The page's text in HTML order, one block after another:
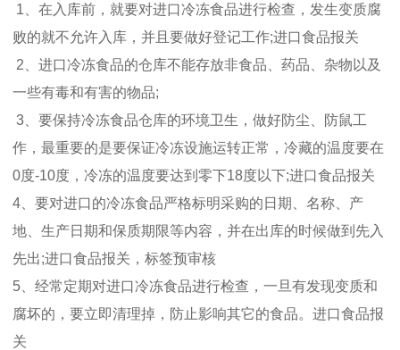
1、在入库前，就要对进口冷冻食品进行检查，发生变质腐
败的就不允许入库，并且要做好登记工作;进口食品报关
2、进口冷冻食品的仓库不能存放非食品、药品、杂物以及
一些有毒和有害的物品;
3、要保持冷冻食品仓库的环境卫生，做好防尘、防鼠工
作，最重要的是要保证冷冻设施运转正常，冷藏的温度要在
0度-10度，冷冻的温度要达到零下18度以下;进口食品报关
4、要对进口的冷冻食品严格标明采购的日期、名称、产
地、生产日期和保质期限等内容，并在出库的时候做到先入
先出;进口食品报关，标签预审核
5、经常定期对进口冷冻食品进行检查，一旦有发现变质和
腐坏的，要立即清理掉，防止影响其它的食品。进口食品报
关